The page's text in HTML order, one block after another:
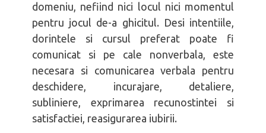
domeniu, nefiind nici locul nici momentul
pentru jocul de-a ghicitul. Desi intentiile,
dorintele si cursul preferat poate fi
comunicat si pe cale nonverbala, este
necesara si comunicarea verbala pentru
deschidere, incurajare, detaliere,
subliniere, exprimarea recunostintei si
satisfactiei, reasigurarea iubirii.